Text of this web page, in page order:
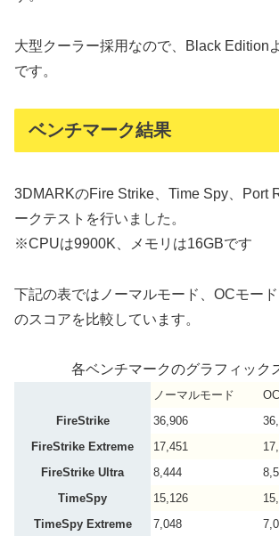
大型クーラー採用なので、Black Edition
です。
ベンチマーク結果
3DMARKのFire Strike、Time Spy、Port
ークテストを行いました。
※CPUは9900K、メモリは16GBです
下記の表ではノーマルモード、OCモー
のスコアを比較しています。
各ベンチマークのグラフィック
ノーマルモード
FireStrike
36,906
FireStrike Extreme
17,451
FireStrike Ultra
8,444
TimeSpy
15,126
TimeSpy Extreme
7,048